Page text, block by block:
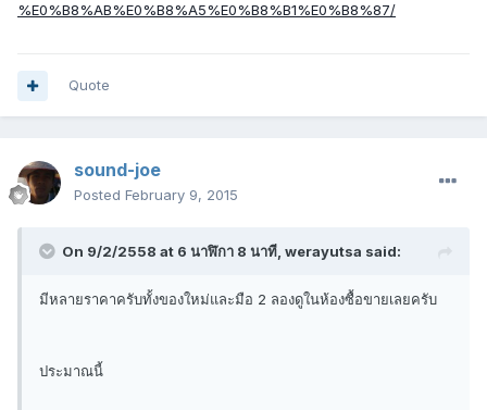
%E0%B8%AB%E0%B8%A5%E0%B8%B1%E0%B8%87/
Quote
sound-joe
Posted February 9, 2015
On 9/2/2558 at 6 นาฬิกา 8 นาที, werayutsa said:
มีหลายราคาครับทั้งของใหม่และมือ 2 ลองดูในห้องซื้อขายเลยครับ
ประมาณนี้